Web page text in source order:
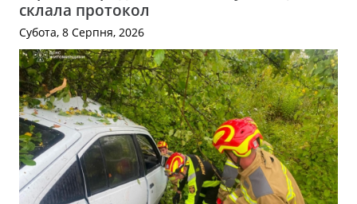
склала протокол
Субота, 8 Серпня, 2026